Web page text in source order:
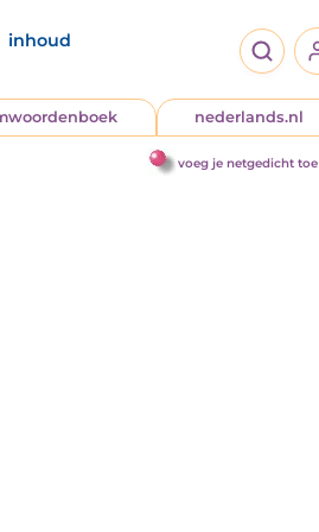
inhoud
nederlands.nl
voeg je netgedicht toe